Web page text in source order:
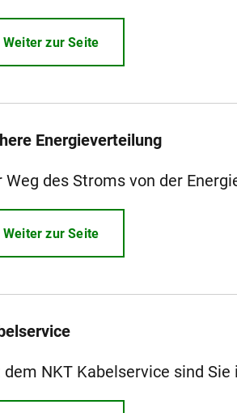
Weiter zur Seite
Energieverteilung
Weg des Stroms von der
Weiter zur Seite
dem NKT Kabelservice sind